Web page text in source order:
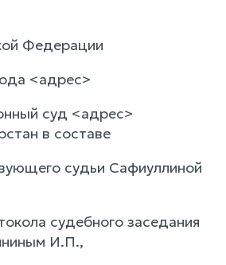
Федерации
<адрес>
суд <адрес>
в составе
судьи Сафиуллиной
судебного заседания
И.П.,